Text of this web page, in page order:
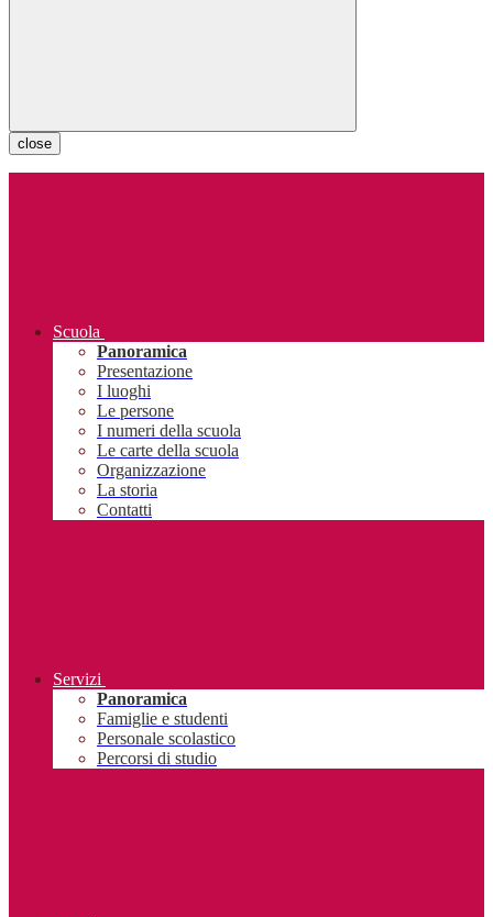
close
Scuola
Panoramica
Presentazione
I luoghi
Le persone
I numeri della scuola
Le carte della scuola
Organizzazione
La storia
Contatti
Servizi
Panoramica
Famiglie e studenti
Personale scolastico
Percorsi di studio